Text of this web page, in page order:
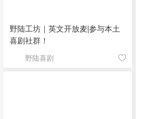
野陆工坊｜英文开放麦|参与本土
喜剧社群！
野陆喜剧